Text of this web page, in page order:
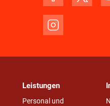
Leistungen
Personal und